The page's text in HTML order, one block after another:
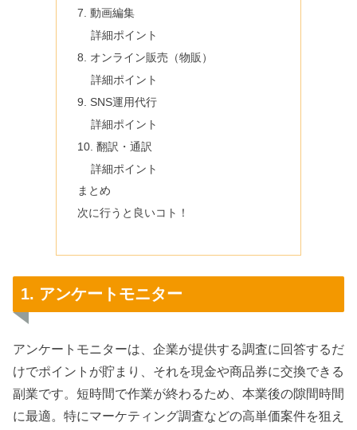
7. 動画編集
詳細ポイント
8. オンライン販売（物販）
詳細ポイント
9. SNS運用代行
詳細ポイント
10. 翻訳・通訳
詳細ポイント
まとめ
次に行うと良いコト！
1. アンケートモニター
アンケートモニターは、企業が提供する調査に回答するだ
けでポイントが貯まり、それを現金や商品券に交換できる
副業です。短時間で作業が終わるため、本業後の隙間時間
に最適。特にマーケティング調査などの高単価案件を狙え